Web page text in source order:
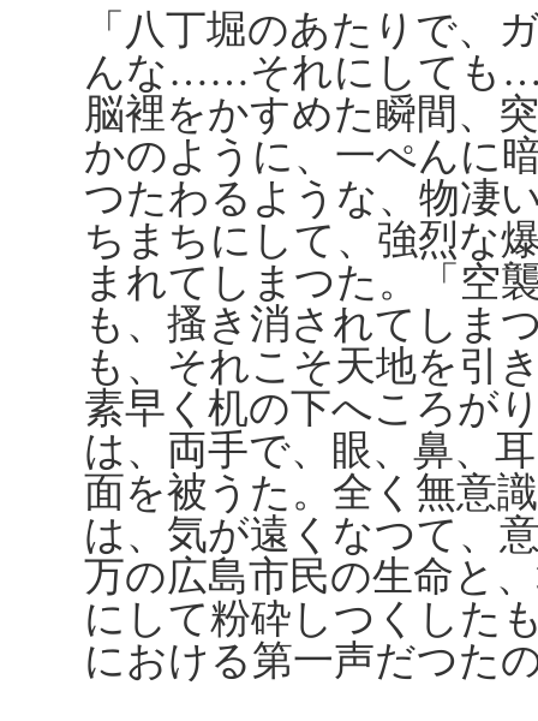
「八丁堀のあたりで
んな……それにしても
脳裡をかすめた瞬間、
かのように、一ぺんに
つたわるような、物凄
ちまちにして、強烈な
まれてしまつた。「空
も、搔き消されてしま
も、それこそ天地を引
素早く机の下へころが
は、両手で、眼、鼻、
面を被うた。全く無意
は、気が遠くなつて、
万の広島市民の生命と
にして粉砕しつくした
における第一声だつた